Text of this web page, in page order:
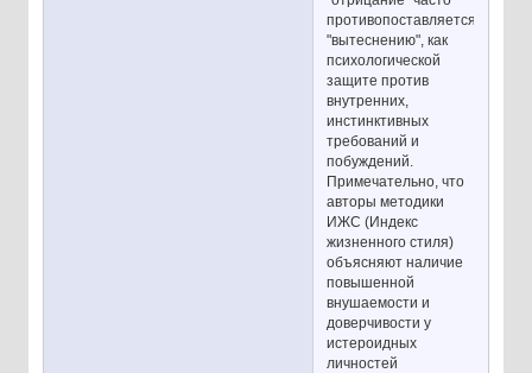
противопоставляется
"вытеснению", как
психологической
защите против
внутренних,
инстинктивных
требований и
побуждений.
Примечательно, что
авторы методики
ИЖС (Индекс
жизненного стиля)
объясняют наличие
повышенной
внушаемости и
доверчивости у
истероидных
личностей